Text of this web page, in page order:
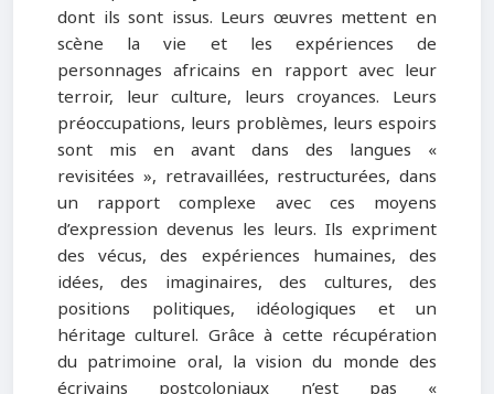
dont ils sont issus. Leurs œuvres mettent en
scène la vie et les expériences de
personnages africains en rapport avec leur
terroir, leur culture, leurs croyances. Leurs
préoccupations, leurs problèmes, leurs espoirs
sont mis en avant dans des langues «
revisitées », retravaillées, restructurées, dans
un rapport complexe avec ces moyens
d’expression devenus les leurs. Ils expriment
des vécus, des expériences humaines, des
idées, des imaginaires, des cultures, des
positions politiques, idéologiques et un
héritage culturel. Grâce à cette récupération
du patrimoine oral, la vision du monde des